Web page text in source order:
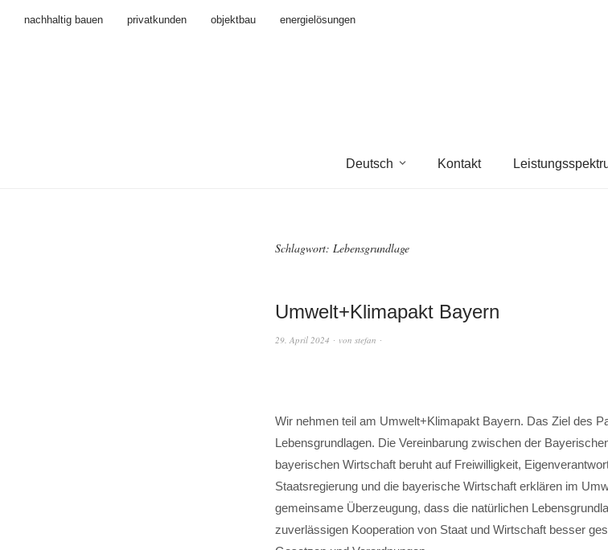
nachhaltig bauen privatkunden objektbau
energielösungen
Deutsch Kontakt
Schlagwort: Lebensgrundlage
Umwelt+Klimapakt Bayern
29. April 2024 von stefan
Wir nehmen teil am Umwelt+Klimapakt Bayern. Das Ziel des
Lebensgrundlagen. Die Vereinbarung zwischen der
bayerischen Wirtschaft beruht auf Freiwilligkeit,
Staatsregierung und die bayerische Wirtschaft erklären im
gemeinsame Überzeugung, dass die natürlichen
zuverlässigen Kooperation von Staat und Wirtschaft besser